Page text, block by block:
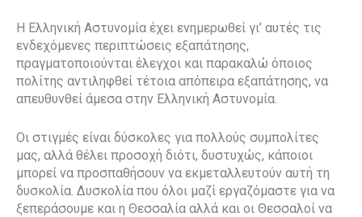
Η Ελληνική Αστυνομία έχει ενημερωθεί γι’ αυτές τις
ενδεχόμενες περιπτώσεις εξαπάτησης,
πραγματοποιούνται έλεγχοι και παρακαλώ όποιος
πολίτης αντιληφθεί τέτοια απόπειρα εξαπάτησης, να
απευθυνθεί άμεσα στην Ελληνική Αστυνομία.
Οι στιγμές είναι δύσκολες για πολλούς συμπολίτες
μας, αλλά θέλει προσοχή διότι, δυστυχώς, κάποιοι
μπορεί να προσπαθήσουν να εκμεταλλευτούν αυτή τη
δυσκολία. Δυσκολία που όλοι μαζί εργαζόμαστε για να
ξεπεράσουμε και η Θεσσαλία αλλά και οι Θεσσαλοί να